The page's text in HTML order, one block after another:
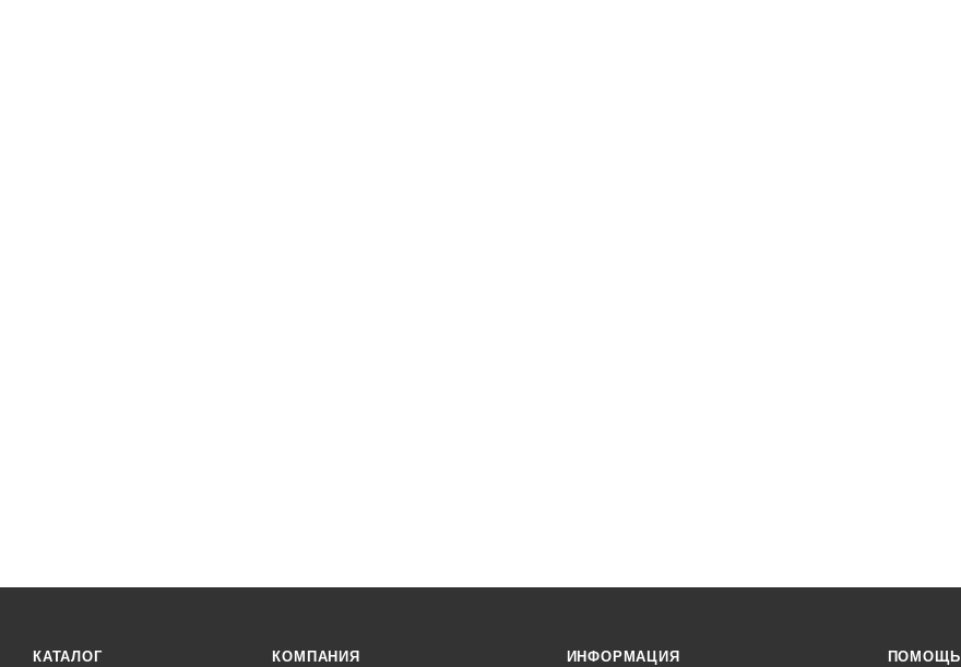
КАТАЛОГ КОМПАНИЯ ИНФОРМАЦИЯ ПОМОЩЬ